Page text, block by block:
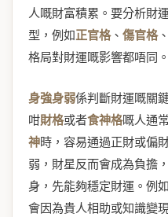
人嘅財富積累。要分析財
型，例如正官格、 傷官格、
格局對財運嘅影響都唔同。
身強身弱係判斷財運嘅關
咁財格或者食神格嘅人通
神時，容易通過正財或偏
弱，財星反而會成為負擔
身，先能夠穩定財運。例
會因為貴人相助或知識變